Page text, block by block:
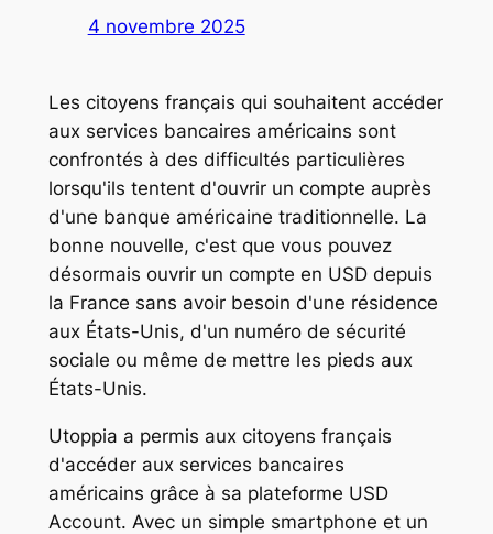
4 novembre 2025
Les citoyens français qui souhaitent accéder
aux services bancaires américains sont
confrontés à des difficultés particulières
lorsqu'ils tentent d'ouvrir un compte auprès
d'une banque américaine traditionnelle. La
bonne nouvelle, c'est que vous pouvez
désormais ouvrir un compte en USD depuis
la France sans avoir besoin d'une résidence
aux États-Unis, d'un numéro de sécurité
sociale ou même de mettre les pieds aux
États-Unis.
Utoppia a permis aux citoyens français
d'accéder aux services bancaires
américains grâce à sa plateforme USD
Account. Avec un simple smartphone et un